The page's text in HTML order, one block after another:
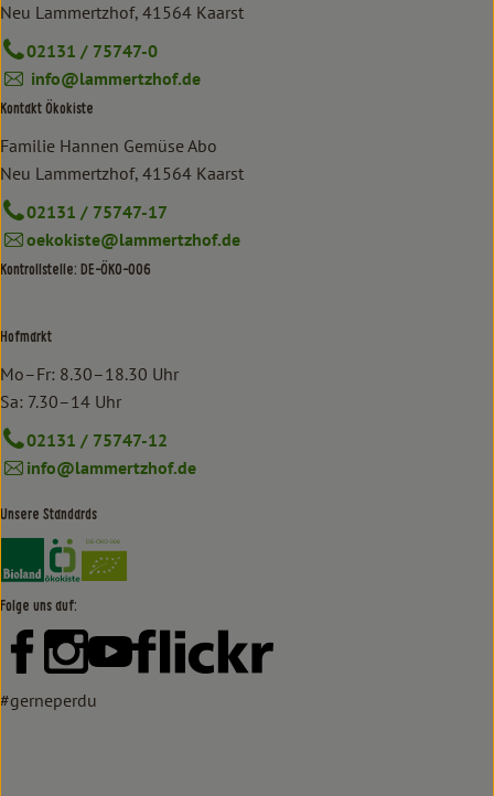
Neu Lammertzhof, 41564 Kaarst
02131 / 75747-0
info@lammertzhof.de
Kontakt Ökokiste
Familie Hannen Gemüse Abo
Neu Lammertzhof, 41564 Kaarst
02131 / 75747-17
oekokiste@lammertzhof.de
Kontrollstelle: DE-ÖKO-006
Hofmarkt
Mo–Fr: 8.30–18.30 Uhr
Sa: 7.30–14 Uhr
02131 / 75747-12
info@lammertzhof.de
Unsere Standards
Externer Link zu https://www.bioland.de/verbraucher
Externer Link zu https://www.oekokiste.de/
Folge uns auf:
Externer Link zu https://www.facebook.com/lammertzhof/
Externer Link zu https://www.instagram.com/
Externer Link zu https://www.youtube.com/
Externer Link zu https://
#gerneperdu